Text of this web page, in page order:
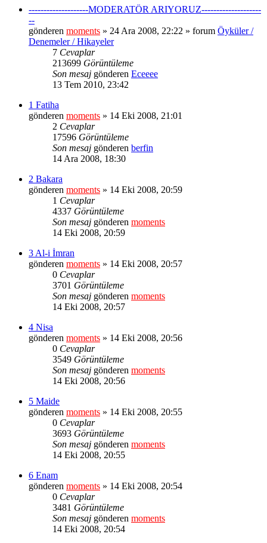
--------------------MODERATÖR ARIYORUZ--------------------
--
gönderen moments » 24 Ara 2008, 22:22 » forum Öyküler /
Denemeler / Hikayeler
7 Cevaplar
213699 Görüntüleme
Son mesaj gönderen Eceeee
13 Tem 2010, 23:42
1 Fatiha
gönderen moments » 14 Eki 2008, 21:01
2 Cevaplar
17596 Görüntüleme
Son mesaj gönderen berfin
14 Ara 2008, 18:30
2 Bakara
gönderen moments » 14 Eki 2008, 20:59
1 Cevaplar
4337 Görüntüleme
Son mesaj gönderen moments
14 Eki 2008, 20:59
3 Al-i İmran
gönderen moments » 14 Eki 2008, 20:57
0 Cevaplar
3701 Görüntüleme
Son mesaj gönderen moments
14 Eki 2008, 20:57
4 Nisa
gönderen moments » 14 Eki 2008, 20:56
0 Cevaplar
3549 Görüntüleme
Son mesaj gönderen moments
14 Eki 2008, 20:56
5 Maide
gönderen moments » 14 Eki 2008, 20:55
0 Cevaplar
3693 Görüntüleme
Son mesaj gönderen moments
14 Eki 2008, 20:55
6 Enam
gönderen moments » 14 Eki 2008, 20:54
0 Cevaplar
3481 Görüntüleme
Son mesaj gönderen moments
14 Eki 2008, 20:54